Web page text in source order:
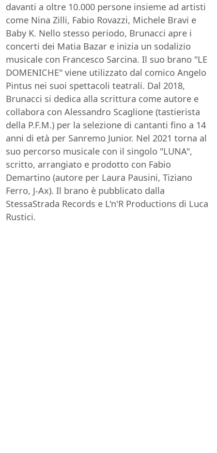
davanti a oltre 10.000 persone insieme ad artisti
come Nina Zilli, Fabio Rovazzi, Michele Bravi e
Baby K. Nello stesso periodo, Brunacci apre i
concerti dei Matia Bazar e inizia un sodalizio
musicale con Francesco Sarcina. Il suo brano "LE
DOMENICHE" viene utilizzato dal comico Angelo
Pintus nei suoi spettacoli teatrali. Dal 2018,
Brunacci si dedica alla scrittura come autore e
collabora con Alessandro Scaglione (tastierista
della P.F.M.) per la selezione di cantanti fino a 14
anni di età per Sanremo Junior. Nel 2021 torna al
suo percorso musicale con il singolo "LUNA",
scritto, arrangiato e prodotto con Fabio
Demartino (autore per Laura Pausini, Tiziano
Ferro, J-Ax). Il brano è pubblicato dalla
StessaStrada Records e L'n'R Productions di Luca
Rustici.